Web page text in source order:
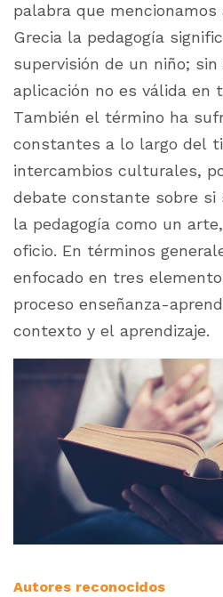
palabra que
Grecia la pedagogía
supervisión de un niño;
aplicación no es válida en
También el término ha
constantes a lo largo del
intercambios culturales,
debate constante sobre si
la pedagogía como un
oficio. En términos
enfocado en tres
proceso enseñanza-
contexto y el aprendizaje.
Autores reconocidos